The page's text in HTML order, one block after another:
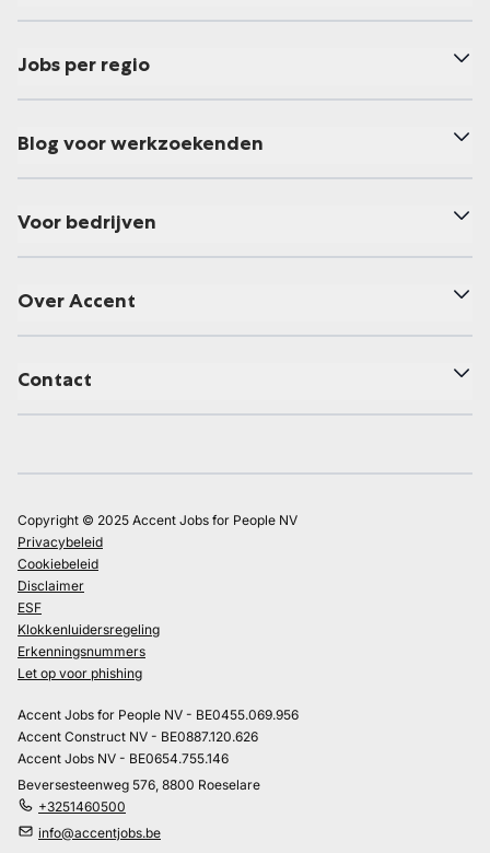
Jobs per regio
Blog voor werkzoekenden
Voor bedrijven
Over Accent
Contact
Copyright © 2025 Accent Jobs for People NV
Privacybeleid
Cookiebeleid
Disclaimer
ESF
Klokkenluidersregeling
Erkenningsnummers
Let op voor phishing
Accent Jobs for People NV - BE0455.069.956
Accent Construct NV - BE0887.120.626
Accent Jobs NV - BE0654.755.146
Beversesteenweg 576, 8800 Roeselare
+3251460500
info@accentjobs.be